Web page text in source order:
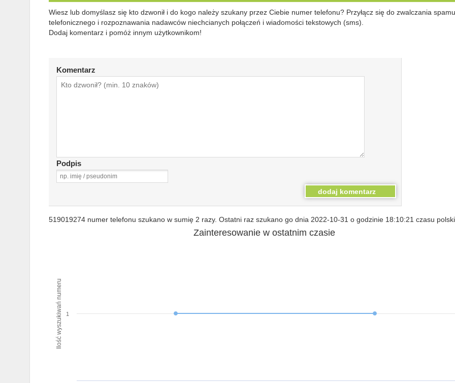
Wiesz lub domyślasz się kto dzwonił i do kogo należy szukany przez Ciebie numer telefonu? Przyłącz się do zwalczania spamu
telefonicznego i rozpoznawania nadawców niechcianych połączeń i wiadomości tekstowych (sms).
Dodaj komentarz i pomóż innym użytkownikom!
Komentarz
Podpis
519019274 numer telefonu szukano w sumię 2 razy. Ostatni raz szukano go dnia 2022-10-31 o godzinie 18:10:21 czasu
Ilość wyszukiwań numeru
Zainteresowanie w ostatnim czasie
1